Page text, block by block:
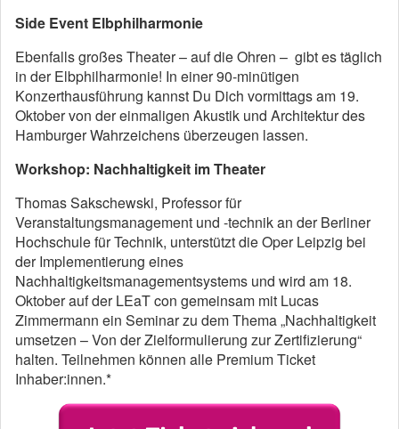
Side Event Elbphilharmonie
Ebenfalls großes Theater – auf die Ohren – gibt es täglich
in der Elbphilharmonie! In einer 90-minütigen
Konzerthausführung kannst Du Dich vormittags am 19.
Oktober von der einmaligen Akustik und Architektur des
Hamburger Wahrzeichens überzeugen lassen.
Workshop: Nachhaltigkeit im Theater
Thomas Sakschewski, Professor für
Veranstaltungsmanagement und -technik an der Berliner
Hochschule für Technik, unterstützt die Oper Leipzig bei
der Implementierung eines
Nachhaltigkeitsmanagementsystems und wird am 18.
Oktober auf der LEaT con gemeinsam mit Lucas
Zimmermann ein Seminar zu dem Thema „Nachhaltigkeit
umsetzen – Von der Zielformulierung zur Zertifizierung“
halten. Teilnehmen können alle Premium Ticket
Inhaber:innen.*